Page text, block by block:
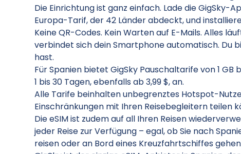
Die Einrichtung ist ganz einfach. Lade die
Europa-Tarif, der 42 Länder abdeckt, und
Keine QR-Codes. Kein Warten auf E-Mails. Alles
verbindet sich dein Smartphone automatisch. Du
hast.
Für Spanien bietet GigSky Pauschaltarife von 1 GB
1 bis 30 Tagen, ebenfalls ab 3,99 $, an.
Alle Tarife beinhalten unbegrenztes Hotspot-
Einschränkungen mit Ihren Reisebegleitern teilen
Die eSIM ist zudem auf all Ihren Reisen
jeder Reise zur Verfügung – egal, ob Sie nach
reisen oder an Bord eines Kreuzfahrtschiffes